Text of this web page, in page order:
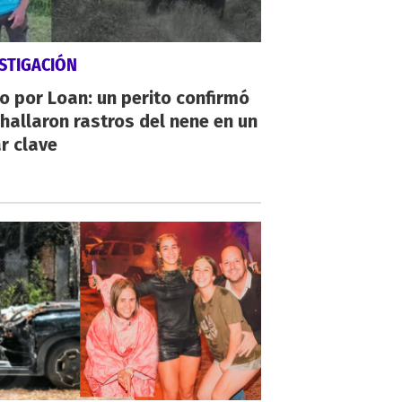
por Loan: un perito confirmó
rastros del nene en un
clave